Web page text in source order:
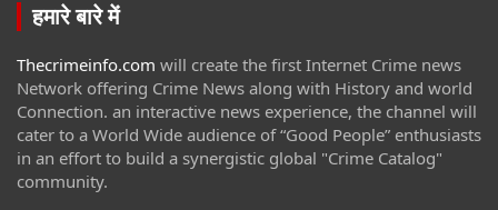
हमारे बारे में
Thecrimeinfo.com will create the first Internet Crime news
Network offering Crime News along with History and world
Connection. an interactive news experience, the channel will
cater to a World Wide audience of “Good People” enthusiasts
in an effort to build a synergistic global "Crime Catalog"
community.